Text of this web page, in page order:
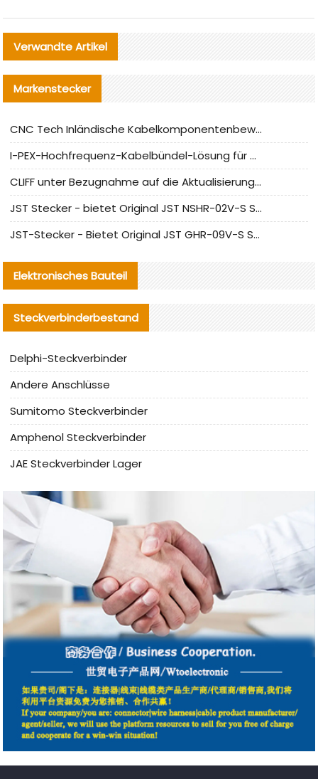
Verwandte Artikel
Markenstecker
CNC Tech Inländische Kabelkomponentenbewertung und Massenproduktionsanpassungsanleitung
I-PEX-Hochfrequenz-Kabelbündel-Lösung für die heimische Produktion analysiert
CLIFF unter Bezugnahme auf die Aktualisierung der chinesischen Stecker-Testnormen
JST Stecker - bietet Original JST NSHR-02V-S Stecker und Ersatzteile an
JST-Stecker - Bietet Original JST GHR-09V-S Stecker und Ersatzteile an
Elektronisches Bauteil
Steckverbinderbestand
Delphi-Steckverbinder
Andere Anschlüsse
Sumitomo Steckverbinder
Amphenol Steckverbinder
JAE Steckverbinder Lager